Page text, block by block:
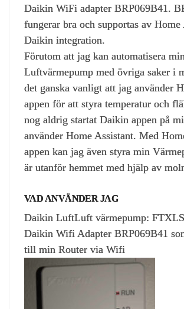
Daikin WiFi adapter BRP069B41.
fungerar bra och supportas av Home
Daikin integration.
Förutom att jag kan automatisera
Luftvärmepump med övriga saker i
det ganska vanligt att jag använder
appen för att styra temperatur och
nog aldrig startat Daikin appen på
använder Home Assistant. Med
appen kan jag även styra min
är utanför hemmet med hjälp av
VAD ANVÄNDER JAG
Daikin LuftLuft värmepump:
Daikin Wifi Adapter BRP069B41
till min Router via Wifi